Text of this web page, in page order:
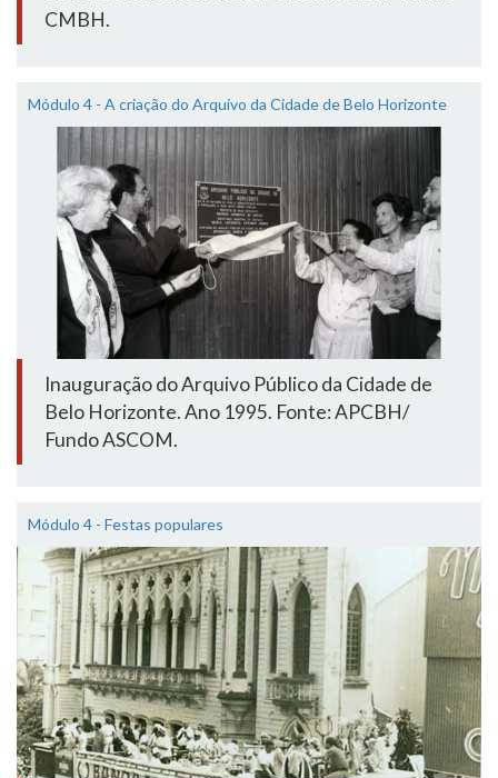
CMBH.
Módulo 4 - A criação do Arquivo da Cidade de Belo Horizonte
Inauguração do Arquivo Público da Cidade de
Belo Horizonte. Ano 1995. Fonte: APCBH/
Fundo ASCOM.
Módulo 4 - Festas populares